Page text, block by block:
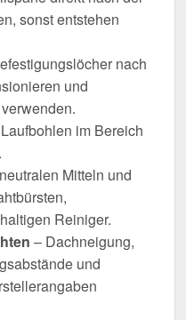
sonst entstehen
nach
und
im Bereich
Mitteln und
Reiniger.
– Dachneigung,
und